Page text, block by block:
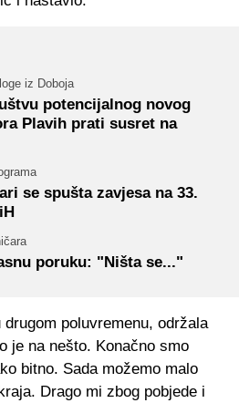
iz Doboja
potencijalnog novog
Plavih prati susret na
se spušta zavjesa na 33.
poruku: "Ništa se..."
poluvremenu, održala
je na nešto. Konačno smo
bitno. Sada možemo malo
Drago mi zbog pobjede i